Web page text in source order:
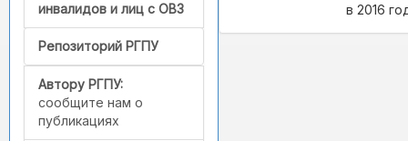
инвалидов и лиц с ОВЗ
Репозиторий РГПУ
Автору РГПУ:
сообщите нам о
публикациях
в 2016